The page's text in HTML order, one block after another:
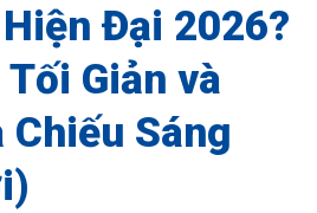
Đại 2026?
Giản và
Chiếu Sáng